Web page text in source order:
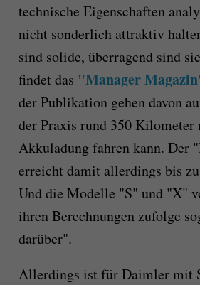
technische Eigenschaften
nicht sonderlich attraktiv
sind solide, überragend sind
findet das "Manager
der Publikation gehen davon
der Praxis rund 350 Kilometer
Akkuladung fahren kann. Der
erreicht damit allerdings bis
Und die Modelle "S" und "X"
ihren Berechnungen zufolge
darüber".
Allerdings ist für Daimler mit